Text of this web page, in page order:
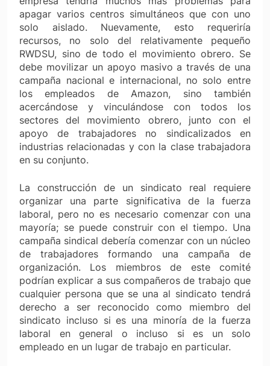
apagar varios centros simultáneos que con uno
solo aislado. Nuevamente, esto requeriría
recursos, no solo del relativamente pequeño
RWDSU, sino de todo el movimiento obrero. Se
debe movilizar un apoyo masivo a través de una
campaña nacional e internacional, no solo entre
los empleados de Amazon, sino también
acercándose y vinculándose con todos los
sectores del movimiento obrero, junto con el
apoyo de trabajadores no sindicalizados en
industrias relacionadas y con la clase trabajadora
en su conjunto.
La construcción de un sindicato real requiere
organizar una parte significativa de la fuerza
laboral, pero no es necesario comenzar con una
mayoría; se puede construir con el tiempo. Una
campaña sindical debería comenzar con un núcleo
de trabajadores formando una campaña de
organización. Los miembros de este comité
podrían explicar a sus compañeros de trabajo que
cualquier persona que se una al sindicato tendrá
derecho a ser reconocido como miembro del
sindicato incluso si es una minoría de la fuerza
laboral en general o incluso si es un solo
empleado en un lugar de trabajo en particular.